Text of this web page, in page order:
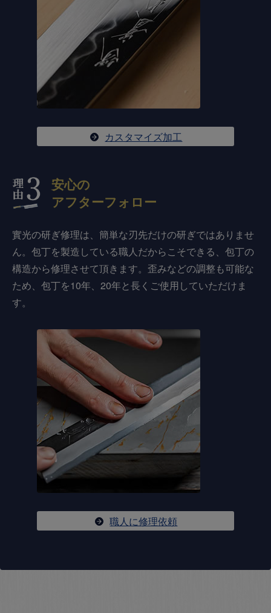
カスタマイズ加工
安心の
アフターフォロー
實光の研ぎ修理は、簡単な刃先だけの研ぎではありませ
ん。包丁を製造している職人だからこそできる、包丁の
構造から修理させて頂きます。歪みなどの調整も可能な
ため、包丁を10年、20年と長くご使用していただけま
す。
職人に修理依頼